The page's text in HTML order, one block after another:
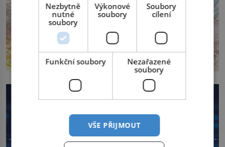
Nezbytně
nutné
soubory
Výkonové
soubory
Soubory
cílení
Funkční soubory
Nezařazené
soubory
VŠE PŘIJMOUT